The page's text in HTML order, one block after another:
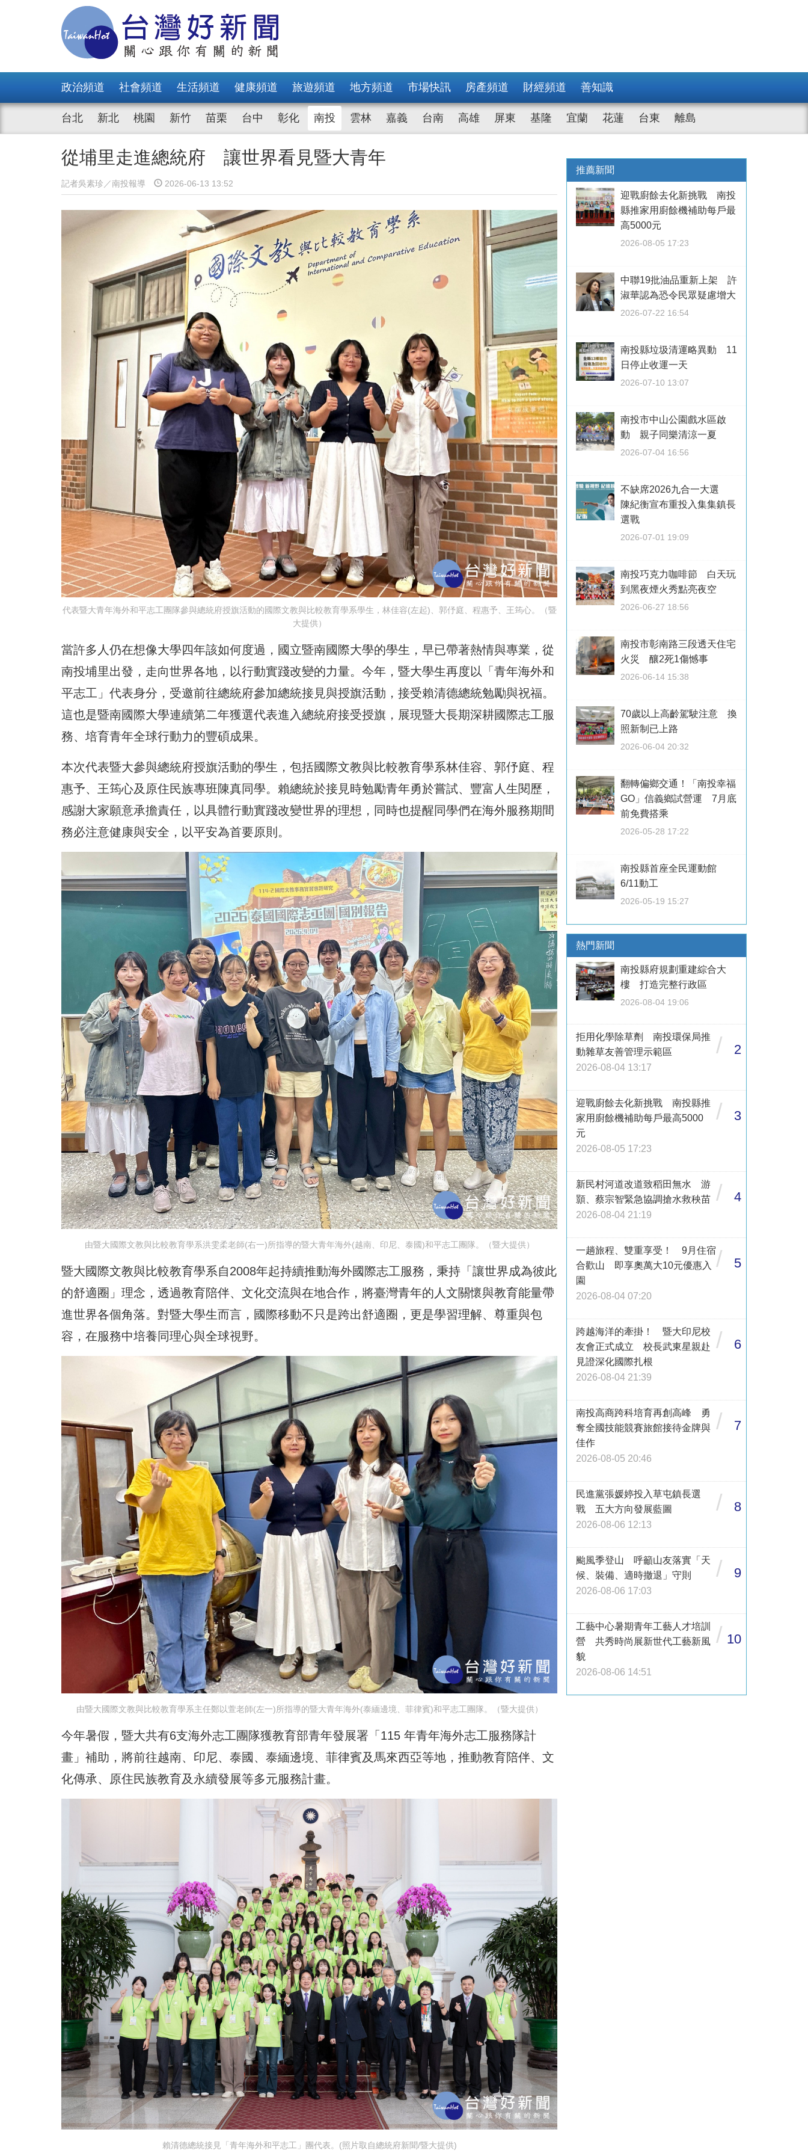
政治頻道 社會頻道 生活頻道 健康頻道 旅遊頻道 地方頻道 市場快訊 房產頻道 財經頻道 善知識
台北 新北 桃園 新竹 苗栗 台中 彰化 南投 雲林 嘉義 台南 高雄 屏東 基隆 宜蘭 花蓮 台東 離島
從埔里走進總統府 讓世界看見暨大青年
記者吳素珍／南投報導 2026-06-13 13:52
代表暨大青年海外和平志工團隊參與總統府授旗活動的國際文教與比較教育學系學生，林佳容(左起)、郭伃庭、程惠予、王筠心。（暨
大提供）
當許多人仍在想像大學四年該如何度過，國立暨南國際大學的學生，早已帶著熱情與專業，從
南投埔里出發，走向世界各地，以行動實踐改變的力量。今年，暨大學生再度以「青年海外和
平志工」代表身分，受邀前往總統府參加總統接見與授旗活動，接受賴清德總統勉勵與祝福。
這也是暨南國際大學連續第二年獲選代表進入總統府接受授旗，展現暨大長期深耕國際志工服
務、培育青年全球行動力的豐碩成果。
本次代表暨大參與總統府授旗活動的學生，包括國際文教與比較教育學系林佳容、郭伃庭、程
惠予、王筠心及原住民族專班陳真同學。賴總統於接見時勉勵青年勇於嘗試、豐富人生閱歷，
感謝大家願意承擔責任，以具體行動實踐改變世界的理想，同時也提醒同學們在海外服務期間
務必注意健康與安全，以平安為首要原則。
由暨大國際文教與比較教育學系洪雯柔老師(右一)所指導的暨大青年海外(越南、印尼、泰國)和平志工團隊。（暨大提供）
暨大國際文教與比較教育學系自2008年起持續推動海外國際志工服務，秉持「讓世界成為彼此
的舒適圈」理念，透過教育陪伴、文化交流與在地合作，將臺灣青年的人文關懷與教育能量帶
進世界各個角落。對暨大學生而言，國際移動不只是跨出舒適圈，更是學習理解、尊重與包
容，在服務中培養同理心與全球視野。
由暨大國際文教與比較教育學系主任鄭以萱老師(左一)所指導的暨大青年海外(泰緬邊境、菲律賓)和平志工團隊。（暨大提供）
今年暑假，暨大共有6支海外志工團隊獲教育部青年發展署「115 年青年海外志工服務隊計
畫」補助，將前往越南、印尼、泰國、泰緬邊境、菲律賓及馬來西亞等地，推動教育陪伴、文
化傳承、原住民族教育及永續發展等多元服務計畫。
賴清德總統接見「青年海外和平志工」團代表。(照片取自總統府新聞/暨大提供)
推薦新聞
迎戰廚餘去化新挑戰 南投
縣推家用廚餘機補助每戶最
高5000元
2026-08-05 17:23
中聯19批油品重新上架 許
淑華認為恐令民眾疑慮增大
2026-07-22 16:54
南投縣垃圾清運略異動 11
日停止收運一天
2026-07-10 13:07
南投市中山公園戲水區啟
動 親子同樂清涼一夏
2026-07-04 16:56
不缺席2026九合一大選
陳紀衡宣布重投入集集鎮長
選戰
2026-07-01 19:09
南投巧克力咖啡節 白天玩
到黑夜煙火秀點亮夜空
2026-06-27 18:56
南投市彰南路三段透天住宅
火災 釀2死1傷憾事
2026-06-14 15:38
70歲以上高齡駕駛注意 換
照新制已上路
2026-06-04 20:32
翻轉偏鄉交通！「南投幸福
GO」信義鄉試營運 7月底
前免費搭乘
2026-05-28 17:22
南投縣首座全民運動館
6/11動工
2026-05-19 15:27
熱門新聞
南投縣府規劃重建綜合大
樓 打造完整行政區
2026-08-04 19:06
拒用化學除草劑 南投環保局推
動雜草友善管理示範區
2026-08-04 13:17
/ 2
迎戰廚餘去化新挑戰 南投縣推
家用廚餘機補助每戶最高5000
元
2026-08-05 17:23
/ 3
新民村河道改道致稻田無水 游
顥、蔡宗智緊急協調搶水救秧苗
2026-08-04 21:19
/ 4
一趟旅程、雙重享受！ 9月住宿
合歡山 即享奧萬大10元優惠入
園
2026-08-04 07:20
/ 5
跨越海洋的牽掛！ 暨大印尼校
友會正式成立 校長武東星親赴
見證深化國際扎根
2026-08-04 21:39
/ 6
南投高商跨科培育再創高峰 勇
奪全國技能競賽旅館接待金牌與
佳作
2026-08-05 20:46
/ 7
民進黨張媛婷投入草屯鎮長選
戰 五大方向發展藍圖
2026-08-06 12:13
/ 8
颱風季登山 呼籲山友落實「天
候、裝備、適時撤退」守則
2026-08-06 17:03
/ 9
工藝中心暑期青年工藝人才培訓
營 共秀時尚展新世代工藝新風
貌
2026-08-06 14:51
/ 10